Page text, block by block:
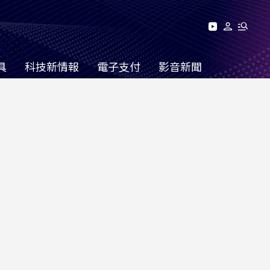
科技新情報 電子支付 影音新聞